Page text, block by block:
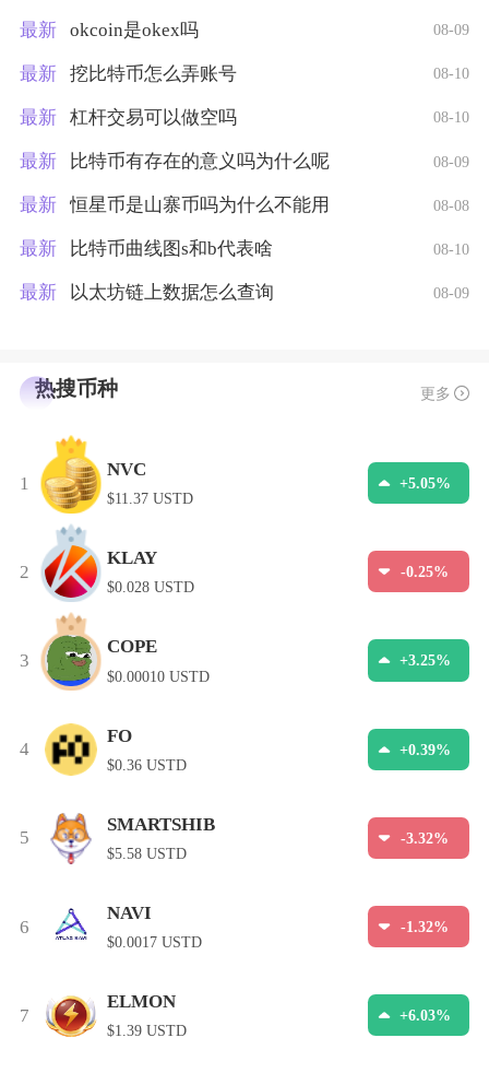
最新 okcoin是okex吗 08-09
最新 挖比特币怎么弄账号 08-10
最新 杠杆交易可以做空吗 08-10
最新 比特币有存在的意义吗为什么呢 08-09
最新 恒星币是山寨币吗为什么不能用 08-08
最新 比特币曲线图s和b代表啥 08-10
最新 以太坊链上数据怎么查询 08-09
热搜币种 更多
1
NVC
$11.37 USTD
+5.05%
2
KLAY
$0.028 USTD
-0.25%
3
COPE
$0.00010 USTD
+3.25%
4
FO
$0.36 USTD
+0.39%
5
SMARTSHIB
$5.58 USTD
-3.32%
6
NAVI
$0.0017 USTD
-1.32%
7
ELMON
$1.39 USTD
+6.03%